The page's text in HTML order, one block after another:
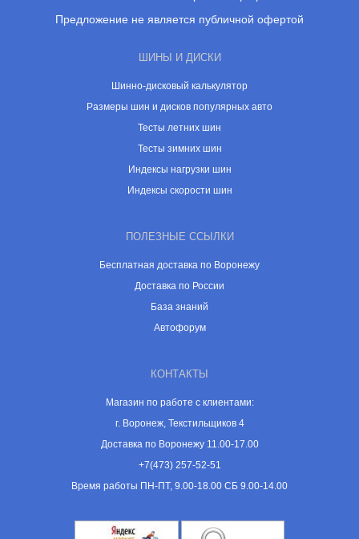
Предложение не является публичной офертой
ШИНЫ И ДИСКИ
Шинно-дисковый калькулятор
Размеры шин и дисков популярных авто
Тесты летних шин
Тесты зимних шин
Индексы нагрузки шин
Индексы скорости шин
ПОЛЕЗНЫЕ ССЫЛКИ
Бесплатная доставка по Воронежу
Доставка по России
База знаний
Автофорум
КОНТАКТЫ
Магазин по работе с клиентами:
г. Воронеж, Текстильщиков 4
Доставка по Воронежу 11.00-17.00
+7(473) 257-52-51
Время работы ПН-ПТ, 9.00-18.00 СБ 9.00-14.00